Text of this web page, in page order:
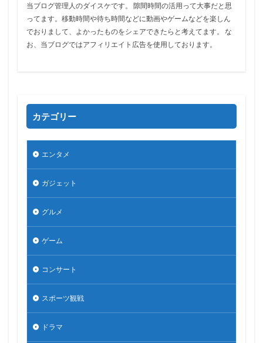
当ブログ管理人のダイスケです。 隙間時間の活用って大事だと思
ってます。移動時間や待ち時間などに動画やゲームなどを楽しん
でおりまして、よかったものをシェアできたらと考えてます。 な
お、当ブログではアフィリエイト広告を使用しております。
カテゴリー
エンタメ
ガジェット
グルメ
ゲーム
コンサート
スポーツ観戦
ドラマ